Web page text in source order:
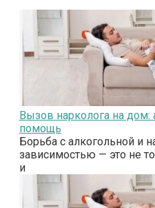
Вызов нарколога на дом:
помощь
Борьба с алкогольной и
зависимостью — это не
и